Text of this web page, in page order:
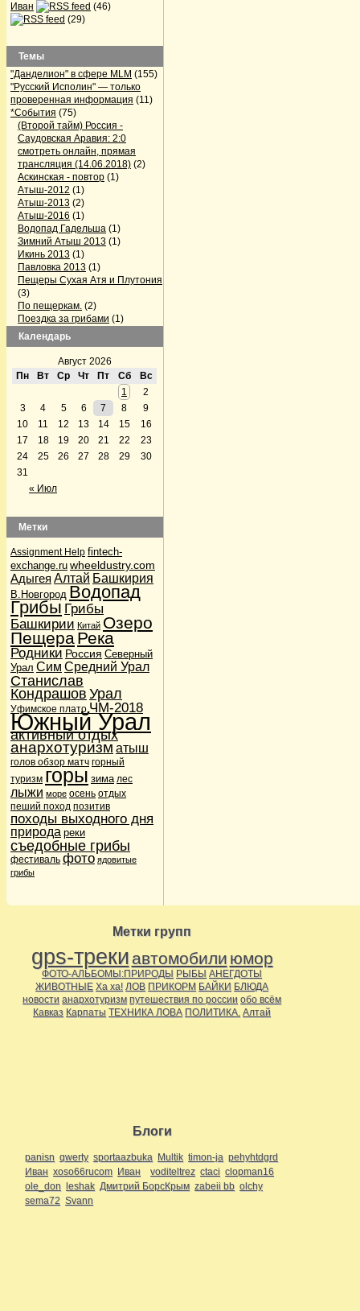
Иван
(46)
(29)
Темы
"Данделион" в сфере MLM (155)
"Русский Исполин" — только
проверенная информация (11)
*События (75)
(Второй тайм) Россия -
Саудовская Аравия: 2:0
смотреть онлайн, прямая
трансляция (14.06.2018) (2)
Аскинская - повтор (1)
Атыш-2012 (1)
Атыш-2013 (2)
Атыш-2016 (1)
Водопад Гадельша (1)
Зимний Атыш 2013 (1)
Икинь 2013 (1)
Павловка 2013 (1)
Пещеры Сухая Атя и Плутония
(3)
По пещеркам. (2)
Поездка за грибами (1)
Поездка на Павловку
Поездка по пещерам
Челябинской области
Серпиевский пещерный град
Firefox готовит конкурента Skype
(1)
GPS-треки с интернета
(1)
Альпинизм (5)
Байки Семена Воваблина(2)
Барахолка
Лыжи, сноуборды
Грибные места
Дары природы(36)
По грибы да по ягоды(32)
По грибы да по ягоды(1)
Рыбалка(2)
Дела семейные(2)
Дети в походе(36)
Дикие звери(1)
Карты и навигация(3)
Навигаторы GPS(2)
Кулинария(8)
Подножный корм(2)
Лыжи и сноуборды
Лыжи и сноуборды(1)
Мы(16047)
Наши питомцы(3)
Кошки(2)
Собаки(1)
Новости(21)
Поговорим о сайте(4)
Происшествия(5)
Терки (1)
Шутки и юмор(2)
Пешеходы (10)
Привал(5)
Фото- и видеосъемка(1)
Природа(112)
Водопады
Ближние вылазки (126)
Дальние страны(11)
Около города(16)
По стране(15)
Регионы(63)
Поволжье (47)
Спелеология(20)
Сплавщики(8)
Творчество (6)
Творчество. (2)
Технические средства
Календарь
Август 2026
Пн
Вт Ср Чт Пт Сб Вс
« Июл
1
2
3
4 5 6 7 8
9
10
11 12 13 14 15
16
17
18 19 20 21 22
23
24
25 26 27 28 29
30
31
Метки
Assignment Help fintech-
exchange.ru wheeldustry.com
Адыгея Алтай Башкирия
В.Новгород Водопад
Грибы Грибы
Башкирии Китай Озеро
ПещераРека
Родники Россия Северный
Урал Сим Средний Урал
Станислав
Кондрашов Урал
Уфимское плато ЧМ-2018
Южный Урал
активный отдых
анархотуризм атыш
голов обзор матч горный
туризм горы зима лес
лыжи море осень отдых
пеший поход позитив
походы выходного дня
природа реки
съедобные грибы
фестиваль фото ядовитые
грибы
Метки групп
gps-треки автомобили юмор
ФОТО-АЛЬБОМЫ:ПРИРОДЫ РЫБЫ АНЕГДОТЫ
ЖИВОТНЫЕ Ха ха! ЛОВ ПРИКОРМ БАЙКИ БЛЮДА
новости анархотуризм путешествия по россии обо всём
Кавказ Карпаты ТЕХНИКА ЛОВА ПОЛИТИКА. Алтай
Блоги
panisn qwerty sportaazbuka Multik timon-ja pehyhtdgrd
Иван xoso66rucom Иван voditeltrez ctaci clopman16
ole_don leshak Дмитрий БорсКрым zabeii bb olchy
sema72 Svann